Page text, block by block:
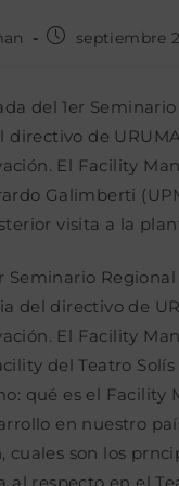
Publicación
entrada:
septiembre
del 1er
directivo de
El Facility
Galimberti
visita a la
Seminario
del directivo de
El Facility
del Teatro
qué es el
en nuestro
cuales son los